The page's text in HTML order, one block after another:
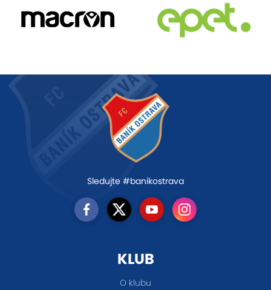
Sledujte #banikostrava
KLUB
O klubu